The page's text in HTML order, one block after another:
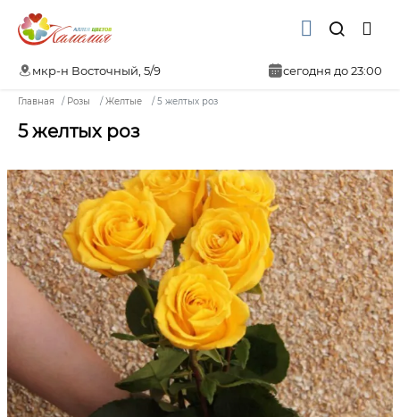
мкр-н Восточный, 5/9 сегодня до 23:00
Главная Розы Желтые 5 желтых роз
5 желтых роз